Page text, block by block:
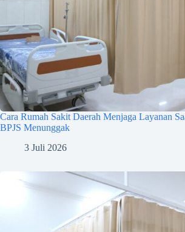
Cara Rumah Sakit Daerah Menjaga Layanan
BPJS Menunggak
3 Juli 2026